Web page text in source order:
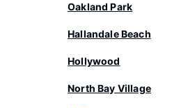
Oakland Park
Hallandale Beach
Hollywood
North Bay Village